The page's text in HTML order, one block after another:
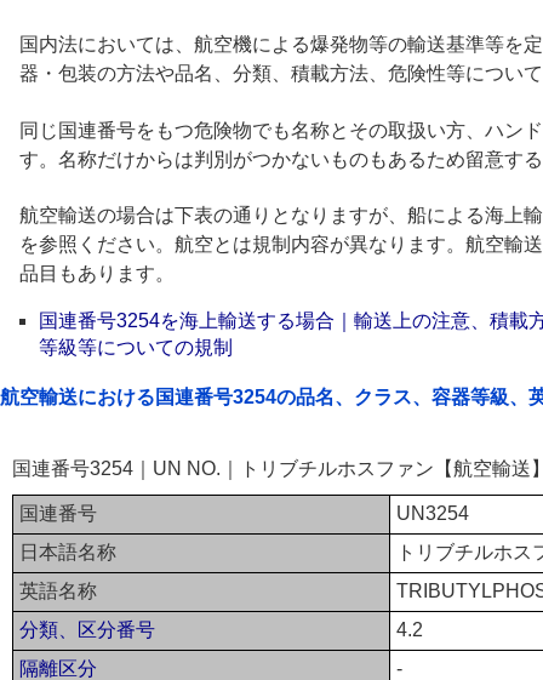
国内法においては、航空機による爆発物等の輸送基準等を
器・包装の方法や品名、分類、積載方法、危険性等につい
同じ国連番号をもつ危険物でも名称とその取扱い方、ハン
す。名称だけからは判別がつかないものもあるため留意す
航空輸送の場合は下表の通りとなりますが、船による海上
を参照ください。航空とは規制内容が異なります。航空輸
品目もあります。
国連番号3254を海上輸送する場合｜輸送上の注意、積載
等級等についての規制
航空輸送における国連番号3254の品名、クラス、容器等級、
国連番号3254｜UN NO.｜トリブチルホスファン【航空輸送
国連番号
UN3254
日本語名称
トリブチルホス
英語名称
分類、区分番号
4.2
隔離区分
-